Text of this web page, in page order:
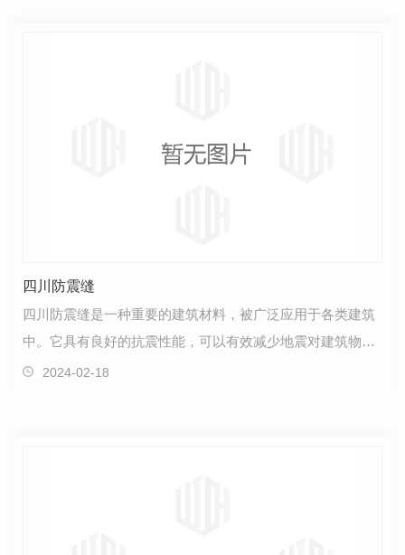
四川防震缝
四川防震缝是一种重要的建筑材料，被广泛应用于各类建筑
中。它具有良好的抗震性能，可以有效减少地震对建筑物造
成的损坏。通过在建筑结构中设置防震缝，可以使建筑…
2024-02-18